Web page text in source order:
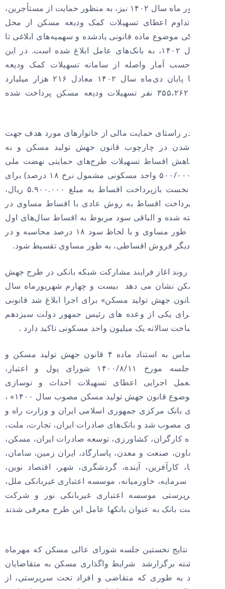
در شهریور ماه سال ۱۴۰۲ نیز، به منظور حمایت از مستأجرین،
اعطای تسهیلات کمک ودیعه مسکن از محل
موضوع ماده قانونی یادشده و سهمیه‌های ابلاغی تا
پایان سال ۱۴۰۲، به بانک‌های عامل ابلاغ شده است. در این
حسب آمار واصله از سامانه تسهیلات کمک ودیعه
مسکن تا پایان دی‌ماه سال ۱۴۰۲ معادل ۲۱۶ هزار میلیارد
ریال به ۳۵۵،۲۶۲ نفر تسهیلات ودیعه مسکن پرداخت شده
راستای حمایت مالی از خانوارهای مورد هدف جهت
شدن در چارچوب قانون جهش تولید مسکن و به
اقساط تسهیلات طرح‌های حمایتی نهضت ملی
مسکن (۰۰۰‏‏‏/۵۰۰ واحد مسکونی مشمول نرخ ۱۸ درصد) برای
دو سال نخست بازپرداخت اقساط به مبلغ ۵.۹۰۰.۰۰۰ ریال،
اقساط به روش‌ عادی با اقساط مساوی در
شده و الباقی سود مربوط به اقساط سال‌های اول
و دوم به طور مساوی و با لحاظ سود ۱۸ درصد محاسبه و در
روند اغاز فرایند مشارکت شبکه بانکی در طرح جهش
نشان می دهد بیست و چهارم شهریورماه سال
«قانون جهش تولید مسکن» برای اجرا ابلاغ شد قانونی
یکی از وعده های رئیس جمهور دولت سیزدهم
سالانه یک میلیون واحد مسکونی تاکید دارد .
بر این اساس به استناد ماده ۴ قانون جهش تولید مسکن و
مصوبه جلسه مورخ ۱۱‏/۸‏/۱۴۰۰ شورای پول و اعتبار،
اجرایی اعطای تسهیلات احداث و نوسازی
مسکن موضوع قانون جهش تولید مسکن مصوب سال ۱۴۰۰» ،
بانک مرکزی جمهوری اسلامی ایران و وزارت راه و
مصوب شد و بانک‌های صادرات ایران، تجارت، ملت،
کارگران، کشاورزی، توسعه صادرات ایران، مسکن،
صنعت و معدن، پاسارگاد، ایران زمین، سامان،
کارآفرین، آینده، گردشگری، شهر، اقتصاد نوین،
سرمایه، خاورمیانه، موسسه اعتباری غیربانکی ملل،
موسسه اعتباری غیربانکی نور و شرکت
بانک به عنوان بانکها عامل این طرح معرفی شدند
نخستین جلسه شورای عالی مسکن که مهرماه
برگزارشد شرایط واگذاری مسکن به متقاضایان
به طوری که متقاضی و افراد تحت سرپرستی، از